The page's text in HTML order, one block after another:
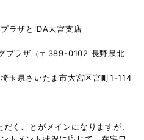
ラザとiDA大宮支店
プラザ（〒389-0102 長野県北
県さいたま市大宮区宮町1-114
くことがメインになりますが、